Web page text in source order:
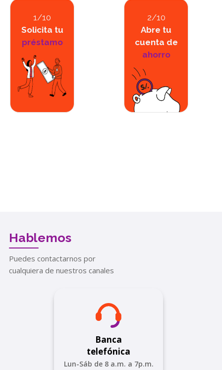
1/10
Solicita tu
préstamo
2/10
Abre tu
cuenta de
ahorro
Hablemos
Puedes contactarnos por
cualquiera de nuestros canales
Banca
telefónica
Lun-Sáb de 8 a.m. a 7p.m.